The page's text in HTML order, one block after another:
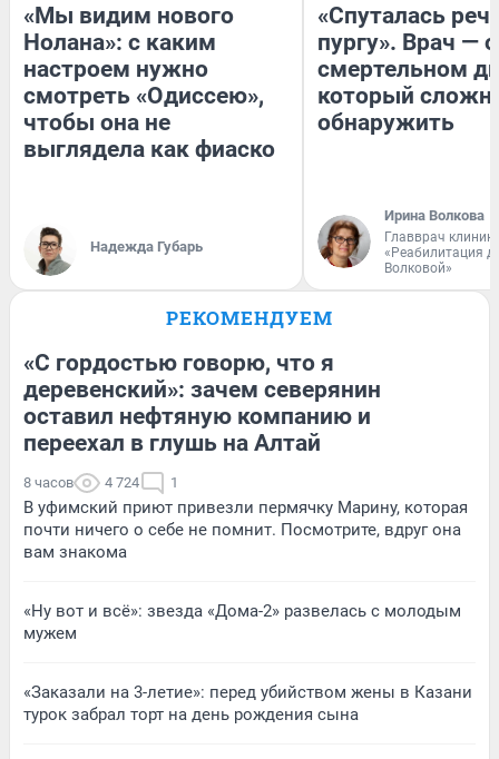
«Мы видим нового
Нолана»: с каким
настроем нужно
смотреть «Одиссею»,
чтобы она не
выглядела как фиаско
Надежда Губарь
«Спуталась
пургу». Врач — о
смертельном
который
обнаружить
Ирина Волкова
Главврач
«Реабилитация
Волковой»
РЕКОМЕНДУЕМ
«С гордостью говорю, что я
деревенский»: зачем северянин
оставил нефтяную компанию и
переехал в глушь на Алтай
8 часов 4 724 1
В уфимский приют привезли пермячку Марину, которая
почти ничего о себе не помнит. Посмотрите, вдруг она
вам знакома
«Ну вот и всё»: звезда «Дома-2» развелась с молодым
мужем
«Заказали на 3-летие»: перед убийством жены в Казани
турок забрал торт на день рождения сына